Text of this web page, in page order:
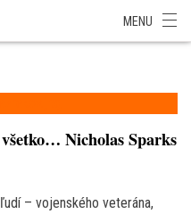
MENU
Nicholas Sparks
– vojenského veterána,